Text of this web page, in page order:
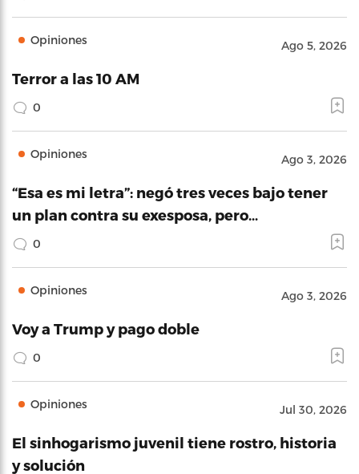
Opiniones Ago 5, 2026
Terror a las 10 AM
0
Opiniones Ago 3, 2026
“Esa es mi letra”: negó tres veces bajo tener
un plan contra su exesposa, pero…
0
Opiniones Ago 3, 2026
Voy a Trump y pago doble
0
Opiniones Jul 30, 2026
El sinhogarismo juvenil tiene rostro, historia
y solución